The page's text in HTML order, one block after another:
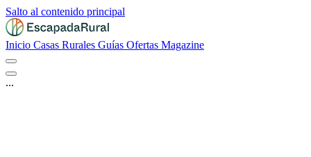
Salto al contenido principal
Inicio Casas Rurales Guías Ofertas Magazine
...